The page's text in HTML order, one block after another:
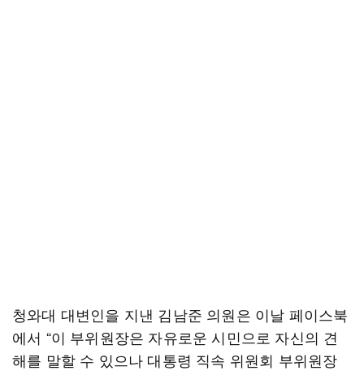
청와대 대변인을 지낸 김남준 의원은 이날 페이스북
에서 “이 부위원장은 자유로운 시민으로 자신의 견
해를 말할 수 있으나 대통령 직속 위원회 부위원장